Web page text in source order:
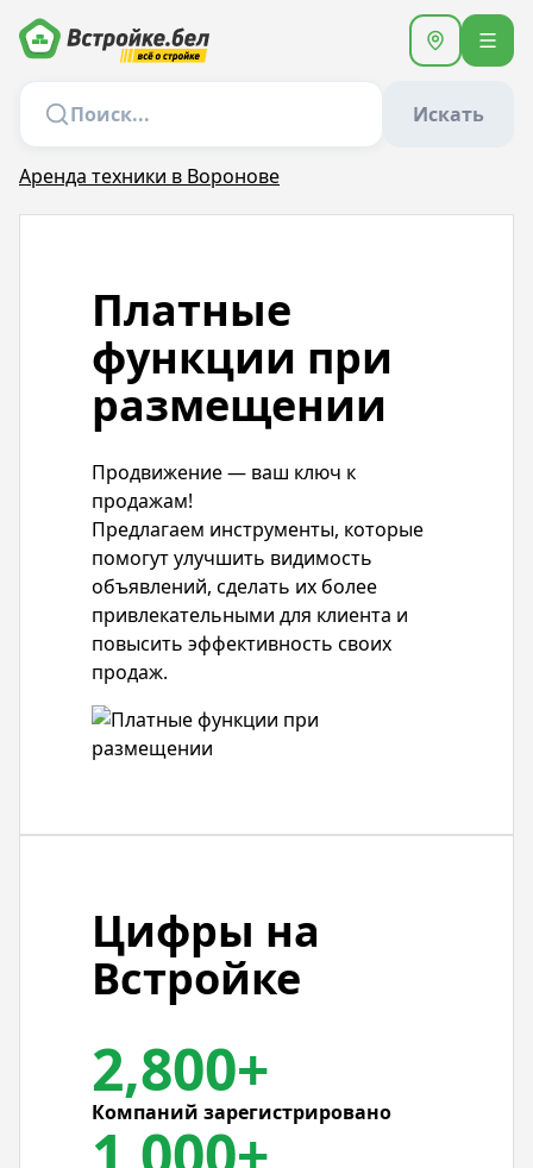
Искать
Аренда техники в Воронове
Платные
функции при
размещении
Продвижение — ваш ключ к
продажам!
Предлагаем инструменты, которые
помогут улучшить видимость
объявлений, сделать их более
привлекательными для клиента и
повысить эффективность своих
продаж.
Цифры на
Встройке
2,800+
Компаний зарегистрировано